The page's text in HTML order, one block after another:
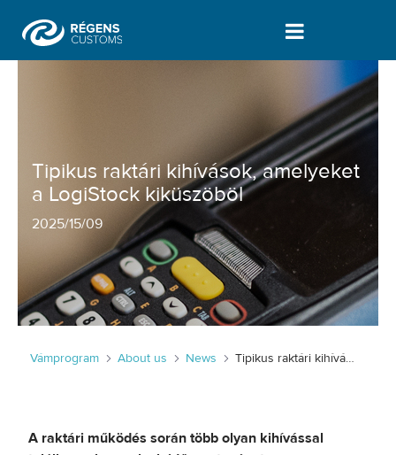
Tipikus raktári kihívások, amelyeket
Vámprogram About us News Tipikus raktári kihívások, amelyeket a LogiStock kiküszöböl
Tipikus raktári kihívások, amelyeket
a LogiStock kiküszöböl
2025/15/09
A raktári működés során több olyan kihívással